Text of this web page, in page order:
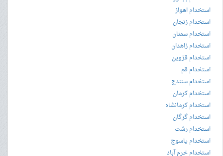
استخدام اهواز
استخدام زنجان
استخدام سمنان
استخدام زاهدان
استخدام قزوین
استخدام قم
استخدام سنندج
استخدام کرمان
استخدام کرمانشاه
استخدام گرگان
استخدام رشت
استخدام یاسوج
استخدام خرم آباد